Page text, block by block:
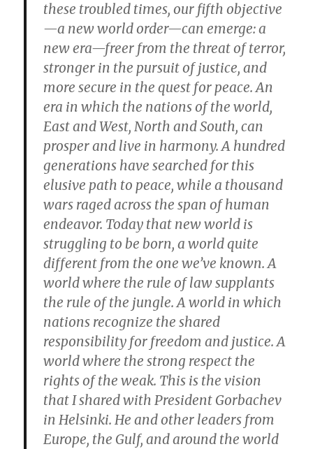
these troubled times, our fifth objective
—a new world order—can emerge: a
new era—freer from the threat of terror,
stronger in the pursuit of justice, and
more secure in the quest for peace. An
era in which the nations of the world,
East and West, North and South, can
prosper and live in harmony. A hundred
generations have searched for this
elusive path to peace, while a thousand
wars raged across the span of human
endeavor. Today that new world is
struggling to be born, a world quite
different from the one we’ve known. A
world where the rule of law supplants
the rule of the jungle. A world in which
nations recognize the shared
responsibility for freedom and justice. A
world where the strong respect the
rights of the weak. This is the vision
that I shared with President Gorbachev
in Helsinki. He and other leaders from
Europe, the Gulf, and around the world